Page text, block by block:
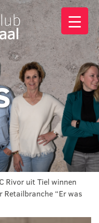
Rivor uit Tiel winnen
“Er was